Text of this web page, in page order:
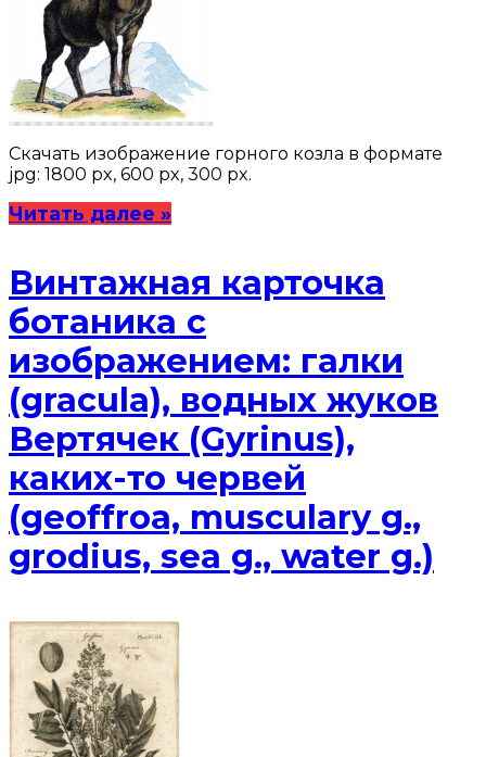
Скачать изображение горного козла в формате
jpg: 1800 px, 600 px, 300 px.
Читать далее »
Винтажная карточка
ботаника с
изображением: галки
(gracula), водных жуков
Вертячек (Gyrinus),
каких-то червей
(geoffroa, musculary g.,
grodius, sea g., water g.)